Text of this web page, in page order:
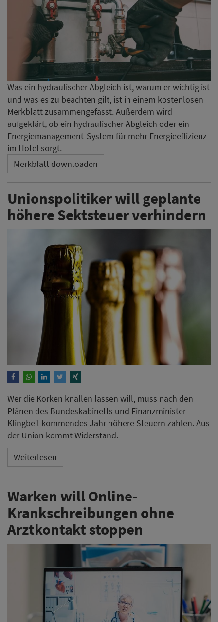
Was ein hydraulischer Abgleich ist, warum er wichtig ist
und was es zu beachten gilt, ist in einem kostenlosen
Merkblatt zusammengefasst. Außerdem wird
aufgeklärt, ob ein hydraulischer Abgleich oder ein
Energiemanagement-System für mehr Energieeffizienz
im Hotel sorgt.
Merkblatt downloaden
Unionspolitiker will geplante
höhere Sektsteuer verhindern
Wer die Korken knallen lassen will, muss nach den
Plänen des Bundeskabinetts und Finanzminister
Klingbeil kommendes Jahr höhere Steuern zahlen. Aus
der Union kommt Widerstand.
Weiterlesen
Warken will Online-
Krankschreibungen ohne
Arztkontakt stoppen